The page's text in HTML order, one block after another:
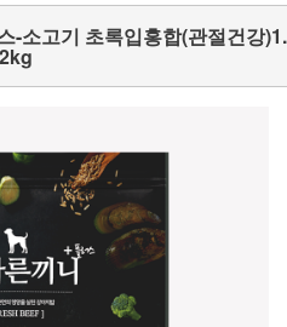
-소고기 초록입홍합(관절건강)1.
2kg